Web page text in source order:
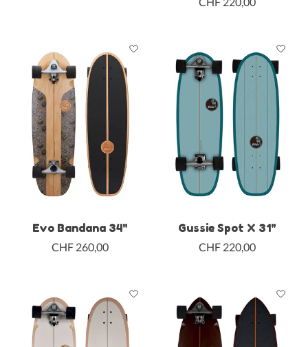
Evo Bandana 34"
CHF 260,00
Gussie Spot X 31"
CHF 220,00